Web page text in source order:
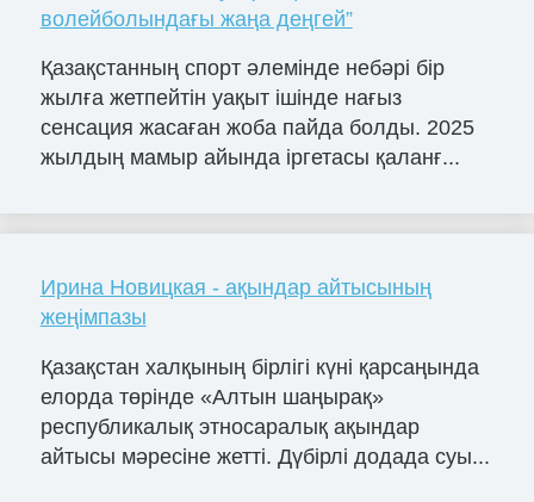
волейболындағы жаңа деңгей”
Қазақстанның спорт әлемінде небәрі бір
жылға жетпейтін уақыт ішінде нағыз
сенсация жасаған жоба пайда болды. 2025
жылдың мамыр айында іргетасы қаланғ...
Ирина Новицкая - ақындар айтысының
жеңімпазы
Қазақстан халқының бірлігі күні қарсаңында
елорда төрінде «Алтын шаңырақ»
республикалық этносаралық ақындар
айтысы мәресіне жетті. Дүбірлі додада суы...